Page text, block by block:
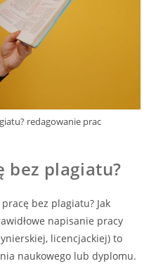
redagowanie prac
bez plagiatu?
bez plagiatu? Jak
napisanie pracy
licencjackiej) to
naukowego lub dyplomu.